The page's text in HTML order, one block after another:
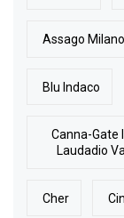
Assago
Blu Indaco
Canna-Gate
Laudadio
Cher